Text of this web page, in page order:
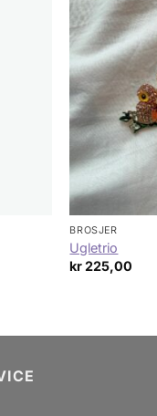
BROSJER
Ugletrio
kr225,00